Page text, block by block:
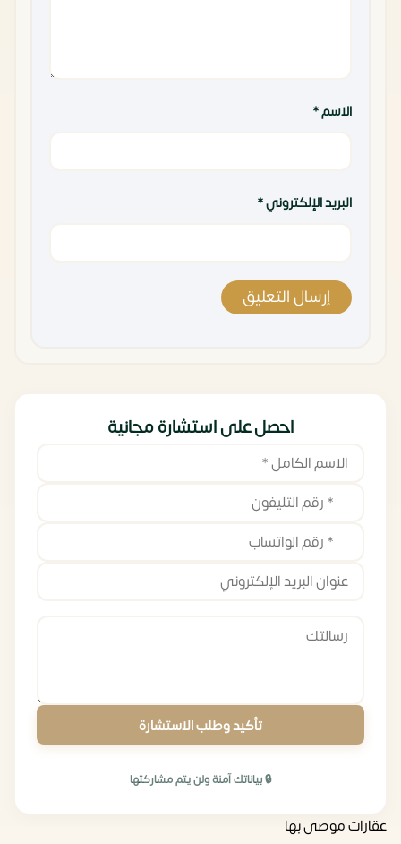
الاسم*
البريد الإلكتروني*
احصل على استشارة مجانية
تأكيد وطلب الاستشارة
🔒 بياناتك آمنة ولن يتم مشاركتها
عقارات موصى بها